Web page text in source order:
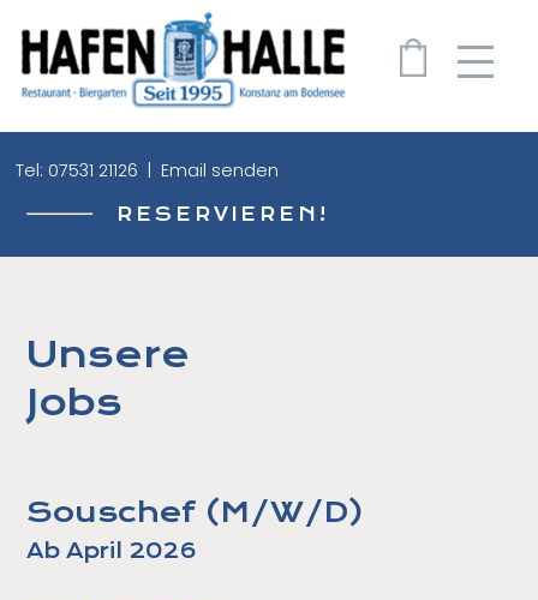
Tel: 07531 21126 | Email senden
RESERVIEREN!
Kontakt
Unsere
Jobs
Souschef (M/W/D)
Ab April 2026